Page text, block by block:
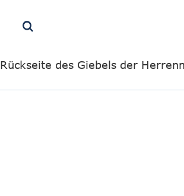
Rückseite des Giebels der